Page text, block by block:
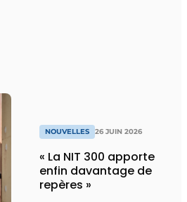
NOUVELLES 26 JUIN 2026
« La NIT 300 apporte
enfin davantage de
repères »